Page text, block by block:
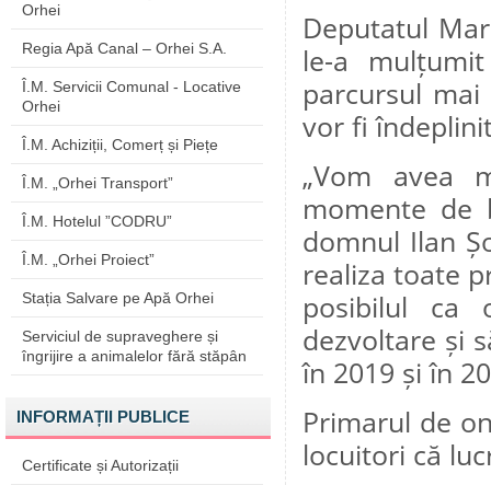
Orhei
Regia Apă Canal – Orhei S.A.
Î.M. Servicii Comunal - Locative
Orhei
Î.M. Achiziții, Comerț și Piețe
Î.M. „Orhei Transport”
Î.M. Hotelul ”CODRU”
Î.M. „Orhei Proiect”
Stația Salvare pe Apă Orhei
Serviciul de supraveghere și
îngrijire a animalelor fără stăpân
INFORMAȚII PUBLICE
Certificate și Autorizații
Deputatul
le-a
parcursul
vor fi
„Vom avea
momente de
domnul Ilan
realiza toate
posibilul ca
dezvoltare și
în 2019 și în
Primarul de
locuitori că